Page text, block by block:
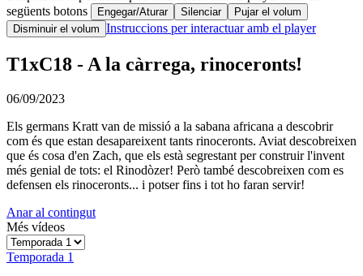
següents botons
Engegar/Aturar Silenciar
Pujar el volum
Disminuir el volum Instruccions per interactuar amb el player
T1xC18 - A la càrrega, rinoceronts!
06/09/2023
Els germans Kratt van de missió a la sabana africana a descobrir
com és que estan desapareixent tants rinoceronts. Aviat descobreixen
que és cosa d'en Zach, que els està segrestant per construir l'invent
més genial de tots: el Rinodòzer! Però també descobreixen com es
defensen els rinoceronts... i potser fins i tot ho faran servir!
Anar al contingut
Més vídeos
Temporada 1